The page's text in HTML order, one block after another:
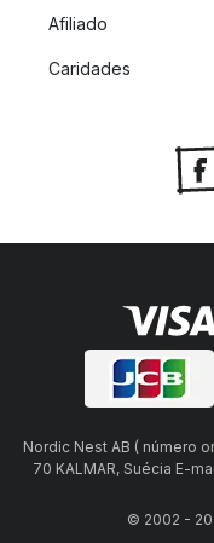
Afiliado
Caridades
Nordic Nest AB ( número
70 KALMAR, Suécia E-
© 2002 -